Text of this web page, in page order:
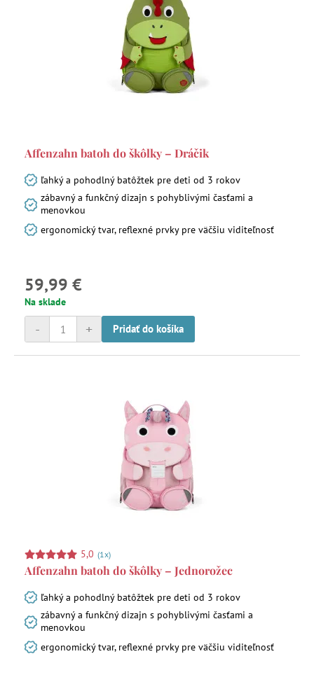
Affenzahn batoh do škôlky – Dráčik
ľahký a pohodlný batôžtek pre deti od 3 rokov
zábavný a funkčný dizajn s pohyblivými časťami a
menovkou
ergonomický tvar, reflexné prvky pre väčšiu viditeľnosť
59,99 €
Na sklade
+
- Pridať do košíka
5,0 (1x)
Affenzahn batoh do škôlky – Jednorožec
ľahký a pohodlný batôžtek pre deti od 3 rokov
zábavný a funkčný dizajn s pohyblivými časťami a
menovkou
ergonomický tvar, reflexné prvky pre väčšiu viditeľnosť